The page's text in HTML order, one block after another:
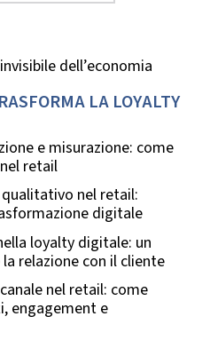
dell’economia
LA LOYALTY
e misurazione: come
retail
nel retail:
digitale
loyalty digitale: un
relazione con il cliente
nel retail: come
engagement e